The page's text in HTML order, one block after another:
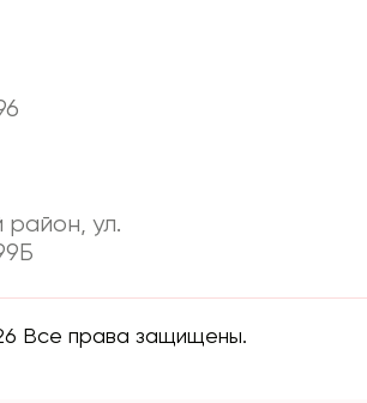
ул.
Все права защищены.